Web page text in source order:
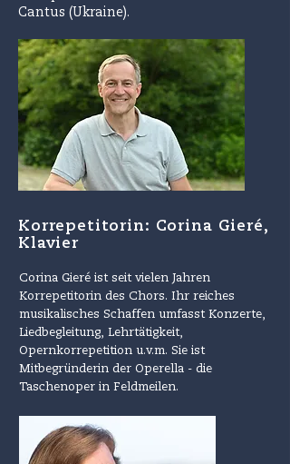
Cantus (Ukraine).
Korrepetitorin: Corina Gieré,
Klavier
Corina Gieré ist seit vielen Jahren
Korrepetitorin des Chors. Ihr reiches
musikalisches Schaffen umfasst Konzerte,
Liedbegleitung, Lehrtätigkeit,
Opernkorrepetition u.v.m. Sie ist
Mitbegründerin der Operella - die
Taschenoper in Feldmeilen.